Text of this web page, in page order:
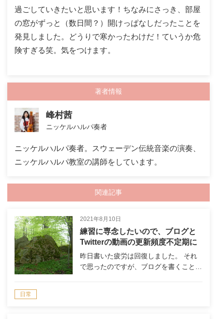
過ごしていきたいと思います！ちなみにさっき、部屋
の窓がずっと（数日間？）開けっぱなしだったことを
発見しました。どうりで寒かったわけだ！ていうか危
険すぎる笑。気をつけます。
著者情報
峰村茜
ニッケルハルパ奏者
ニッケルハルパ奏者。スウェーデン伝統音楽の演奏、
ニッケルハルパ教室の講師をしています。
関連記事
2021年8月10日
練習に専念したいので、ブログと
Twitterの動画の更新頻度不定期に
なります。
昨日書いた疲労は回復しました。 それ
で思ったのですが、ブログを書くこと…
日常